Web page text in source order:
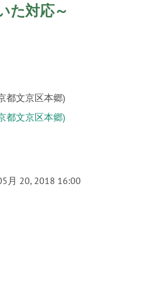
た対応～
都文京区本郷)
都文京区本郷)
月 20, 2018 16:00